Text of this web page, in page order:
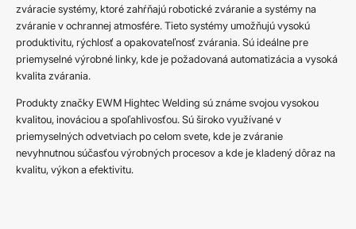
zváracie systémy, ktoré zahŕňajú robotické zváranie a systémy na
zváranie v ochrannej atmosfére. Tieto systémy umožňujú vysokú
produktivitu, rýchlosť a opakovateľnosť zvárania. Sú ideálne pre
priemyselné výrobné linky, kde je požadovaná automatizácia a vysoká
kvalita zvárania.
Produkty značky EWM Hightec Welding sú známe svojou vysokou
kvalitou, inováciou a spoľahlivosťou. Sú široko využívané v
priemyselných odvetviach po celom svete, kde je zváranie
nevyhnutnou súčasťou výrobných procesov a kde je kladený dôraz na
kvalitu, výkon a efektivitu.